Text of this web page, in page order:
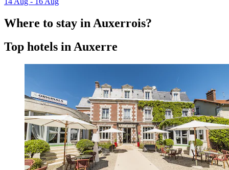
Where to stay in Auxerrois?
Top hotels in Auxerre